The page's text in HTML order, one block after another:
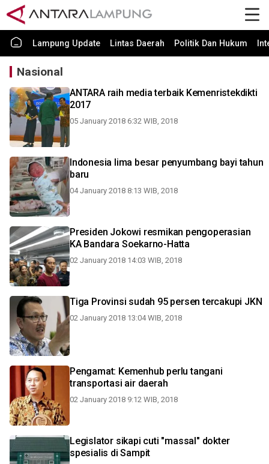
Lampung Update Lintas Daerah Politik Dan Hukum
Nasional
ANTARA raih media terbaik Kemenristekdikti
2017
05 January 2018 6:32 WIB, 2018
Indonesia lima besar penyumbang bayi tahun
baru
04 January 2018 8:13 WIB, 2018
Presiden Jokowi resmikan pengoperasian
KA Bandara Soekarno-Hatta
02 January 2018 14:03 WIB, 2018
Tiga Provinsi sudah 95 persen tercakupi JKN
02 January 2018 13:04 WIB, 2018
Pengamat: Kemenhub perlu tangani
transportasi air daerah
02 January 2018 9:12 WIB, 2018
Legislator sikapi cuti "massal" dokter
spesialis di Sampit